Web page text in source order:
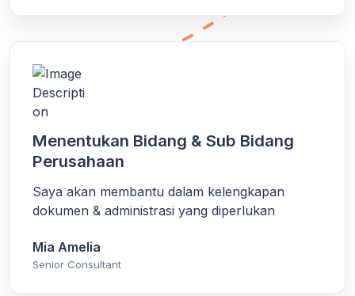
Menentukan Bidang & Sub Bidang
Perusahaan
Saya akan membantu dalam kelengkapan
dokumen & administrasi yang diperlukan
Mia Amelia
Senior Consultant